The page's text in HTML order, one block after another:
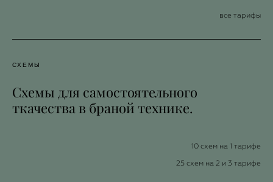
все тарифы
СХЕМЫ
Схемы для самостоятельного
ткачества в браной технике.
10 схем на 1 тарифе
25 схем на 2 и 3 тарифе